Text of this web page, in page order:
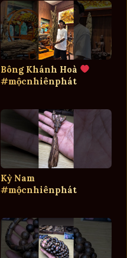
Bông Khánh Hoà
#mộcnhiênphát
Kỳ Nam
#mộcnhiênphát